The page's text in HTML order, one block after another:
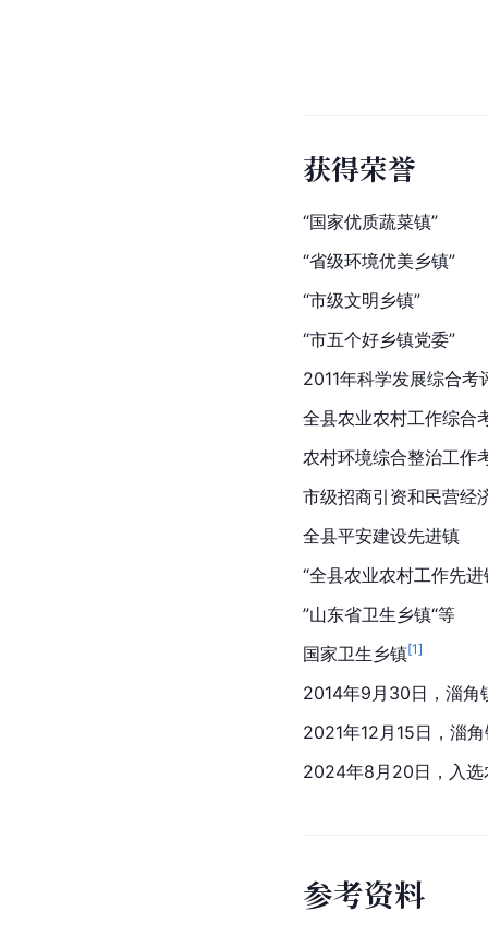
获得荣誉
“国家优质蔬菜镇”
“省级环境优美乡镇”
“市级文明乡镇”
“市五个好乡镇党委”
2011年科学发展综合
全县农业农村工作综合
农村环境综合整治工作
市级招商引资和民营经
全县平安建设先进镇
“全县农业农村工作先进
”山东省卫生乡镇“等
国家卫生乡镇[1]
2014年9月30日，淄角
2021年12月15日，淄
2024年8月20日，入选
参考资料